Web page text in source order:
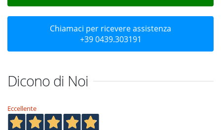
Chiamaci per ricevere assistenza
+39 0439.303191
Dicono di Noi
Eccellente